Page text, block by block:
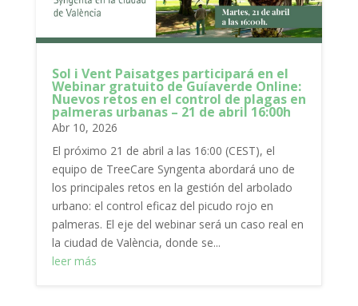
Sol i Vent Paisatges participará en el
Webinar gratuito de Guíaverde Online:
Nuevos retos en el control de plagas en
palmeras urbanas – 21 de abril 16:00h
Abr 10, 2026
El próximo 21 de abril a las 16:00 (CEST), el
equipo de TreeCare Syngenta abordará uno de
los principales retos en la gestión del arbolado
urbano: el control eficaz del picudo rojo en
palmeras. El eje del webinar será un caso real en
la ciudad de València, donde se...
leer más